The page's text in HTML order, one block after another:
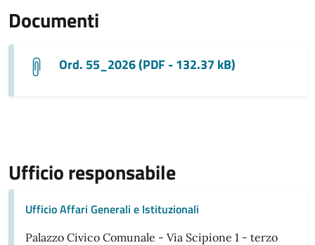
Documenti
Ord. 55_2026 (PDF - 132.37 kB)
Ufficio responsabile
Ufficio Affari Generali e Istituzionali
Palazzo Civico Comunale - Via Scipione 1 - terzo